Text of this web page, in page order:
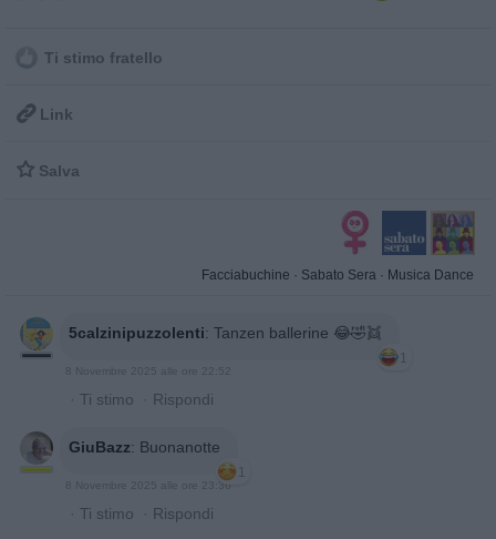
Ti stimo fratello
 Link
 Salva
Facciabuchine · Sabato Sera · Musica Dance
5calzinipuzzolenti: Tanzen ballerine 😂🤣👯
1
8 Novembre 2025 alle ore 22:52
· Ti stimo · Rispondi
GiuBazz: Buonanotte
1
8 Novembre 2025 alle ore 23:36
· Ti stimo · Rispondi